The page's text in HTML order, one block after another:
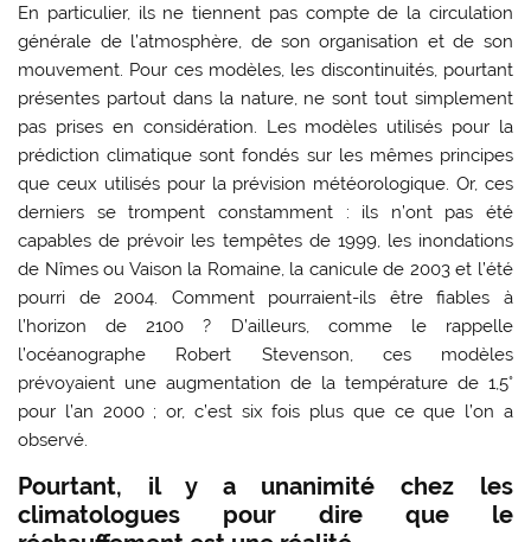
En particulier, ils ne tiennent pas compte de la circulation
générale de l’atmosphère, de son organisation et de son
mouvement. Pour ces modèles, les discontinuités, pourtant
présentes partout dans la nature, ne sont tout simplement
pas prises en considération. Les modèles utilisés pour la
prédiction climatique sont fondés sur les mêmes principes
que ceux utilisés pour la prévision météorologique. Or, ces
derniers se trompent constamment : ils n’ont pas été
capables de prévoir les tempêtes de 1999, les inondations
de Nîmes ou Vaison la Romaine, la canicule de 2003 et l’été
pourri de 2004. Comment pourraient-ils être fiables à
l’horizon de 2100 ? D’ailleurs, comme le rappelle
l’océanographe Robert Stevenson, ces modèles
prévoyaient une augmentation de la température de 1,5°
pour l’an 2000 ; or, c’est six fois plus que ce que l’on a
observé.
Pourtant, il y a unanimité chez les
climatologues pour dire que le